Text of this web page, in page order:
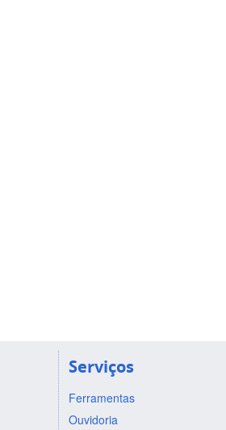
Serviços
Ferramentas
Ouvidoria